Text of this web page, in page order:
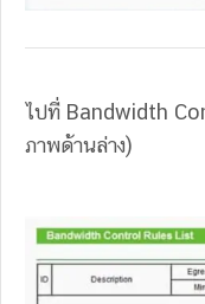
ไปที่ Bandwidth
ภาพด้านล่าง)